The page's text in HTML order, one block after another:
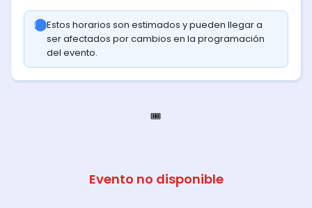
Estos horarios son estimados y pueden llegar a
ser afectados por cambios en la programación
del evento.
🎟️
Evento no disponible